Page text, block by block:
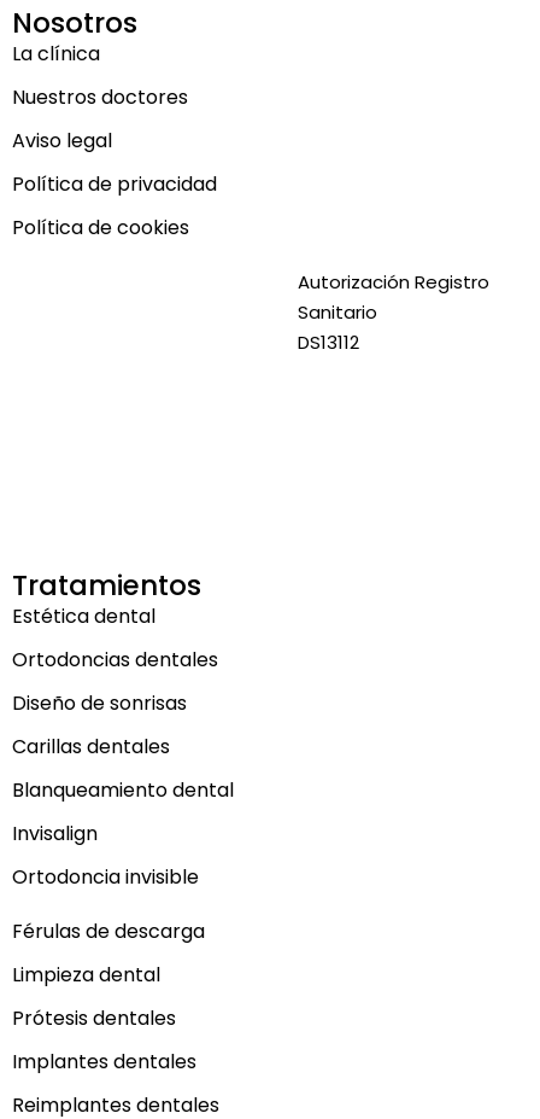
Nosotros
La clínica
Nuestros doctores
Aviso legal
Política de privacidad
Política de cookies
Autorización Registro
Sanitario
DS13112
Tratamientos
Estética dental
Ortodoncias dentales
Diseño de sonrisas
Carillas dentales
Blanqueamiento dental
Invisalign
Ortodoncia invisible
Férulas de descarga
Limpieza dental
Prótesis dentales
Implantes dentales
Reimplantes dentales